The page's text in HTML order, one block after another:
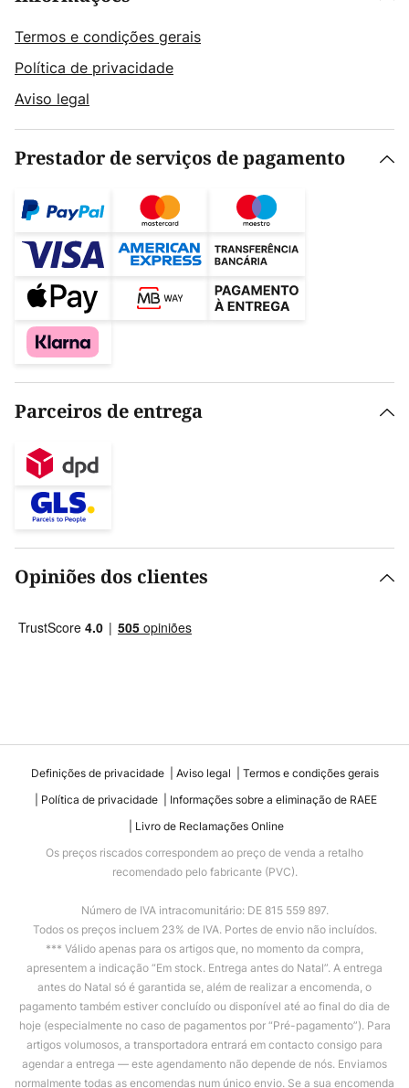
Termos e condições gerais
Política de privacidade
Aviso legal
Prestador de serviços de pagamento
Parceiros de entrega
Opiniões dos clientes
Definições de privacidade Aviso legal
Termos e condições gerais
Política de privacidade
Informações sobre a eliminação de RAEE
Livro de Reclamações Online
Os preços riscados correspondem ao preço de venda a retalho
recomendado pelo fabricante (PVC).
Número de IVA intracomunitário: DE 815 559 897.
Todos os preços incluem 23% de IVA. Portes de envio não incluídos.
*** Válido apenas para os artigos que, no momento da compra,
apresentem a indicação “Em stock. Entrega antes do Natal”. A entrega
antes do Natal só é garantida se, além de realizar a encomenda, o
pagamento também estiver concluído ou disponível até ao final do dia de
hoje (especialmente no caso de pagamentos por “Pré-pagamento”). Para
artigos volumosos, a transportadora entrará em contacto consigo para
agendar a entrega — este agendamento não depende de nós. Enviamos
normalmente todas as encomendas num único envio. Se a sua encomenda